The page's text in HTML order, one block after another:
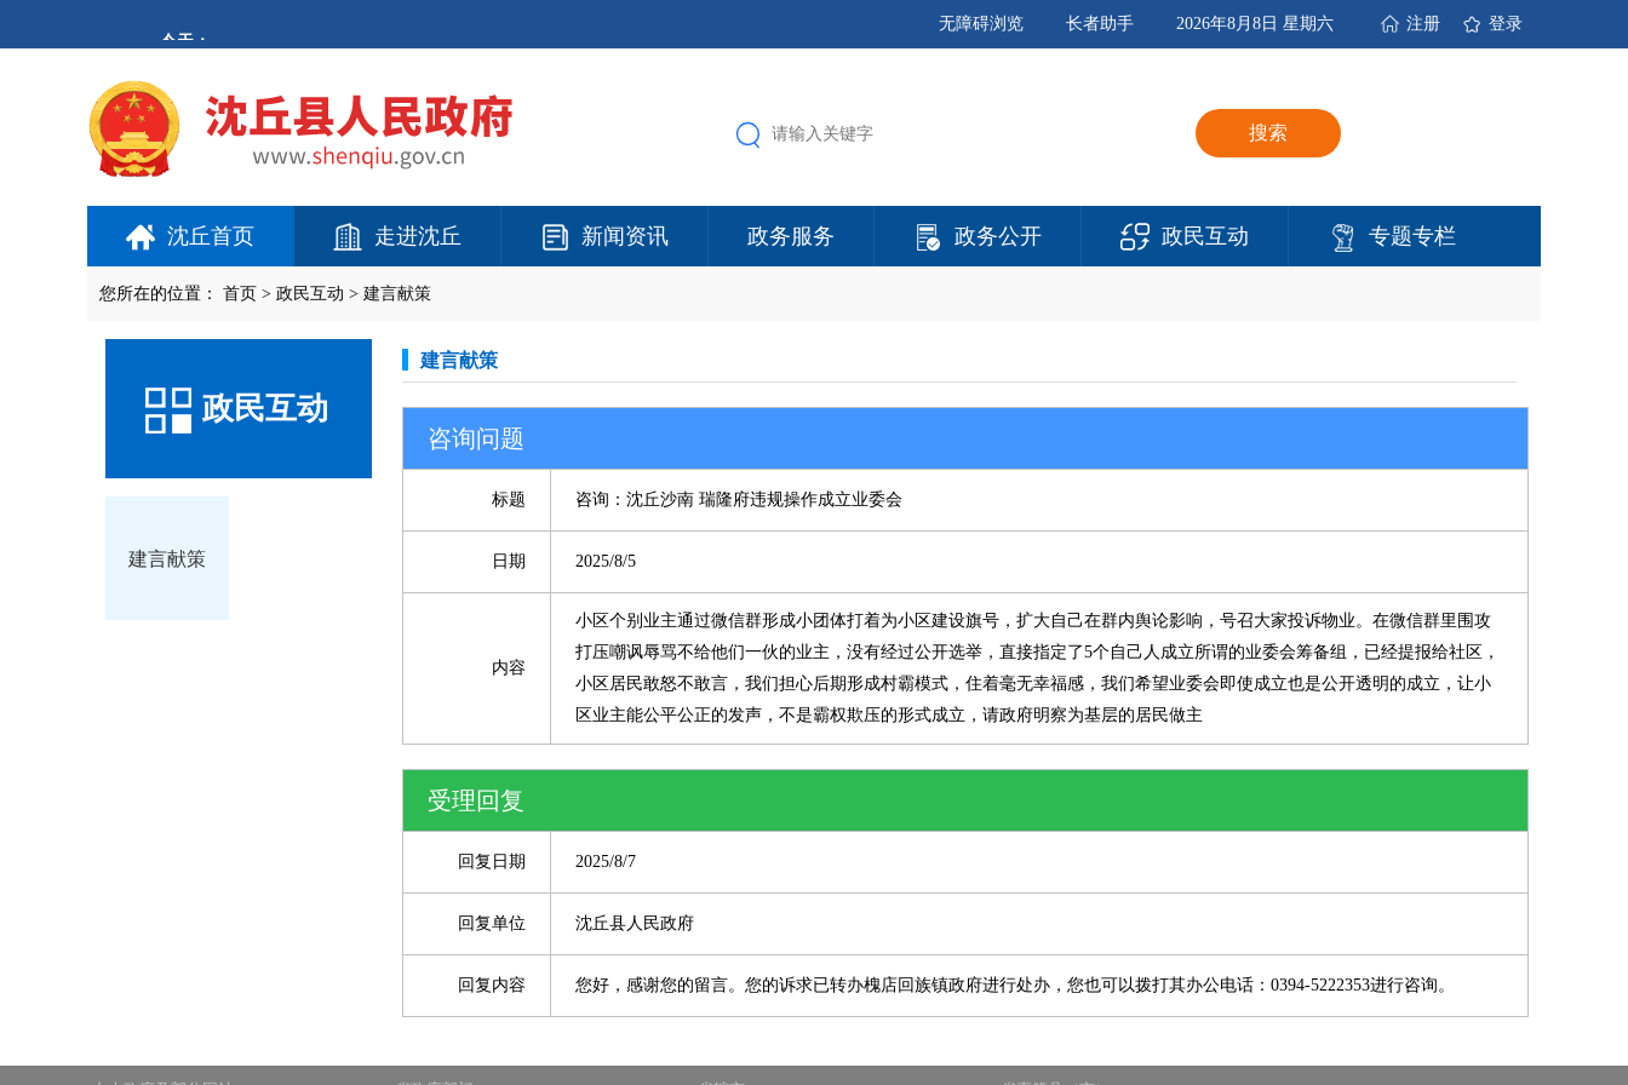
登录
注册
2026年8月8日 星期六
长者助手
无障碍浏览
搜索
沈丘首页 走进沈丘 新闻资讯 政务服务 政务公开 政民互动 专题专栏
您所在的位置： 首页 > 政民互动 > 建言献策
政民互动
建言献策
建言献策
咨询问题
标题 咨询：沈丘沙南 瑞隆府违规操作成立业委会
日期 2025/8/5
内容
小区个别业主通过微信群形成小团体打着为小区建设旗号，扩大自己在群内舆论影响，号召大家投诉物业。在微信群里围攻
打压嘲讽辱骂不给他们一伙的业主，没有经过公开选举，直接指定了5个自己人成立所谓的业委会筹备组，已经提报给社区，
小区居民敢怒不敢言，我们担心后期形成村霸模式，住着毫无幸福感，我们希望业委会即使成立也是公开透明的成立，让小
区业主能公平公正的发声，不是霸权欺压的形式成立，请政府明察为基层的居民做主
受理回复
回复日期 2025/8/7
回复单位 沈丘县人民政府
回复内容 您好，感谢您的留言。您的诉求已转办槐店回族镇政府进行处办，您也可以拨打其办公电话：0394-5222353进行咨询。